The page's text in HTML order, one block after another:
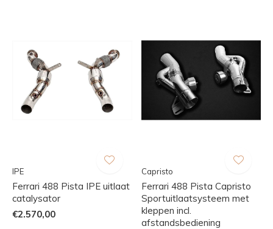
IPE
Ferrari 488 Pista IPE uitlaat
catalysator
€2.570,00
Capristo
Ferrari 488 Pista Capristo
Sportuitlaatsysteem met
kleppen incl.
afstandsbediening